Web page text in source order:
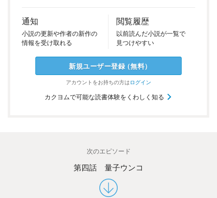
通知
小説の更新や作者の新作の
情報を受け取れる
閲覧履歴
以前読んだ小説が一覧で
見つけやすい
新規ユーザー登録（無料）
アカウントをお持ちの方はログイン
カクヨムで可能な読書体験をくわしく知る
次のエピソード
第四話 量子ウンコ